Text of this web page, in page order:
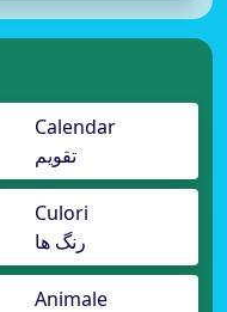
Calendar
تقویم
Culori
رنگ ها
Animale